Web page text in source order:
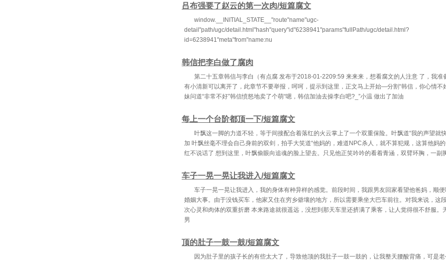
吕布强要了赵云的第一次肉/短篇腐文
window.__INITIAL_STATE__"route"name"ugc-
detail"path/ugc/detail.html"hash"query"id"6238941"params"fullPath/ugc/detail.html?
id=6238941"meta"from"name:nu
韩信把李白做了腐肉
第二十五章韩信与李白（有点腐 发布于2018-01-2209:59 来来来，想看腐文的人注意 了，我准
有小清新可以离开了，此章节不要举报，呵呵，提示到这里，正文马上开始—分割“韩信，你心情不
妹问道“非常不好”韩信愤怒地卖了个萌“嗯，韩信加油去操李白吧?_”小温 做出了加油
每上一个台阶都顶一下/短篇腐文
叶飘这一脚的力道不轻，等于间接配合着落红的火云掌上了一个双重保险。叶飘道“我的声望就
加 叶飘丝毫不理会自己身前的双剑，拍手大笑道“他妈的，难道NPC杀人，就不算犯规，这算他妈
红不说话了 想到这里，叶飘偷眼向追魂的脸上望去。只见他正笑吟吟的看着青涵，双臂环胸，一副
车子一晃一晃让我进入/短篇腐文
车子一晃一晃让我进入，我的身体有种异样的感觉。前段时间，我跟男友回家看望他爸妈，顺
婚姻大事。由于没钱买车，他家又住在穷乡僻壤的地方，所以需要乘坐大巴车前往。对我来说，这
次心灵和肉体的双重折磨 本来路途就很遥远，没想到那天车里还挤满了乘客，让人觉得很不舒服。
男
顶的肚子一鼓一鼓/短篇腐文
因为肚子里的孩子长的有些太大了，导致他顶的我肚子一鼓一鼓的，让我整天腰酸背痛，可是